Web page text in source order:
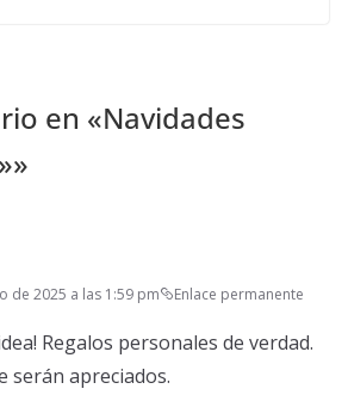
en «Navidades
»
de 2025 a las 1:59 pm Enlace permanente
Regalos personales de verdad.
serán apreciados.